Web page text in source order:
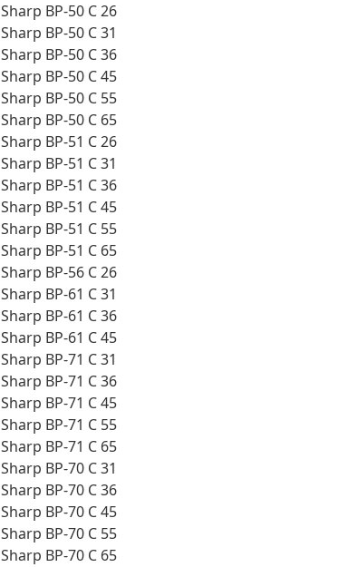
Sharp BP-50 C 26
Sharp BP-50 C 31
Sharp BP-50 C 36
Sharp BP-50 C 45
Sharp BP-50 C 55
Sharp BP-50 C 65
Sharp BP-51 C 26
Sharp BP-51 C 31
Sharp BP-51 C 36
Sharp BP-51 C 45
Sharp BP-51 C 55
Sharp BP-51 C 65
Sharp BP-56 C 26
Sharp BP-61 C 31
Sharp BP-61 C 36
Sharp BP-61 C 45
Sharp BP-71 C 31
Sharp BP-71 C 36
Sharp BP-71 C 45
Sharp BP-71 C 55
Sharp BP-71 C 65
Sharp BP-70 C 31
Sharp BP-70 C 36
Sharp BP-70 C 45
Sharp BP-70 C 55
Sharp BP-70 C 65